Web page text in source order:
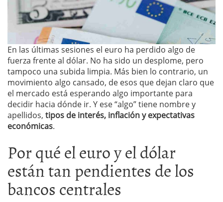
En las últimas sesiones el euro ha perdido algo de
fuerza frente al dólar. No ha sido un desplome, pero
tampoco una subida limpia. Más bien lo contrario, un
movimiento algo cansado, de esos que dejan claro que
el mercado está esperando algo importante para
decidir hacia dónde ir. Y ese “algo” tiene nombre y
apellidos, tipos de interés, inflación y expectativas
económicas.
Por qué el euro y el dólar
están tan pendientes de los
bancos centrales